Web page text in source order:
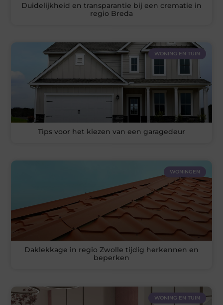
Duidelijkheid en transparantie bij een crematie in
regio Breda
WONING EN TUIN
Tips voor het kiezen van een garagedeur
WONINGEN
Daklekkage in regio Zwolle tijdig herkennen en
beperken
WONING EN TUIN